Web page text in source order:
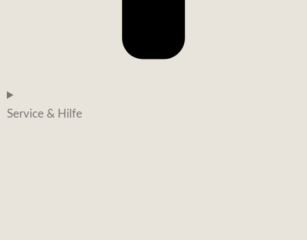
Service & Hilfe